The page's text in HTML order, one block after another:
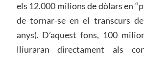
els 12.000 milions de dòlars en
de tornar-se en el transcurs
anys). D’aquest fons, 100
lliuraran directament als